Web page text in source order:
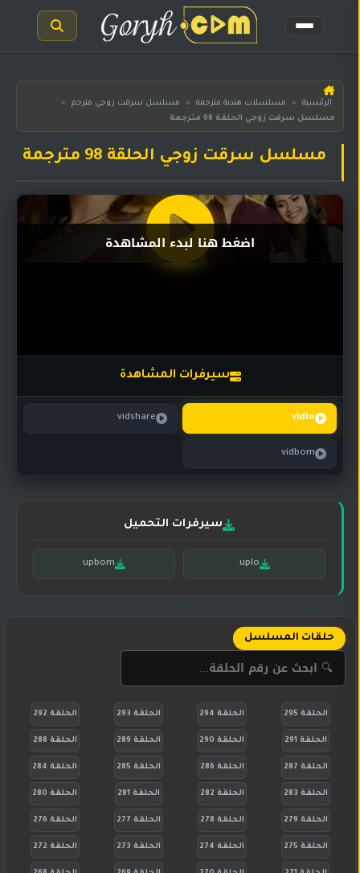
الرئيسية
مسلسلات
المترجمة
هندية
مدبلجة
مسلسلات
مسلسلات
تركي
مسلسلات
الرئيسية » مسلسلات هندية مترجمة » مسلسل سرقت زوجي مترجم
»
مسلسل سرقت زوجي الحلقة 98 مترجمة
مسلسل سرقت زوجي الحلقة 98 مترجمة
سيرفرات المشاهدة
vidlo
vidshare
vidbom
اضغط هنا لبدء المشاهدة
سيرفرات التحميل
uplo
upbom
حلقات المسلسل
الحلقة 295 الحلقة 294 الحلقة 293 الحلقة 292
الحلقة 291 الحلقة 290 الحلقة 289 الحلقة 288
الحلقة 287 الحلقة 286 الحلقة 285 الحلقة 284
الحلقة 283 الحلقة 282 الحلقة 281 الحلقة 280
الحلقة 279 الحلقة 278 الحلقة 277 الحلقة 276
الحلقة 275 الحلقة 274 الحلقة 273 الحلقة 272